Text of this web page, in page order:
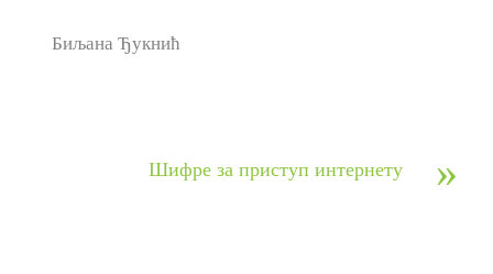
Биљана Ђукнић
»
Шифре за приступ интернету